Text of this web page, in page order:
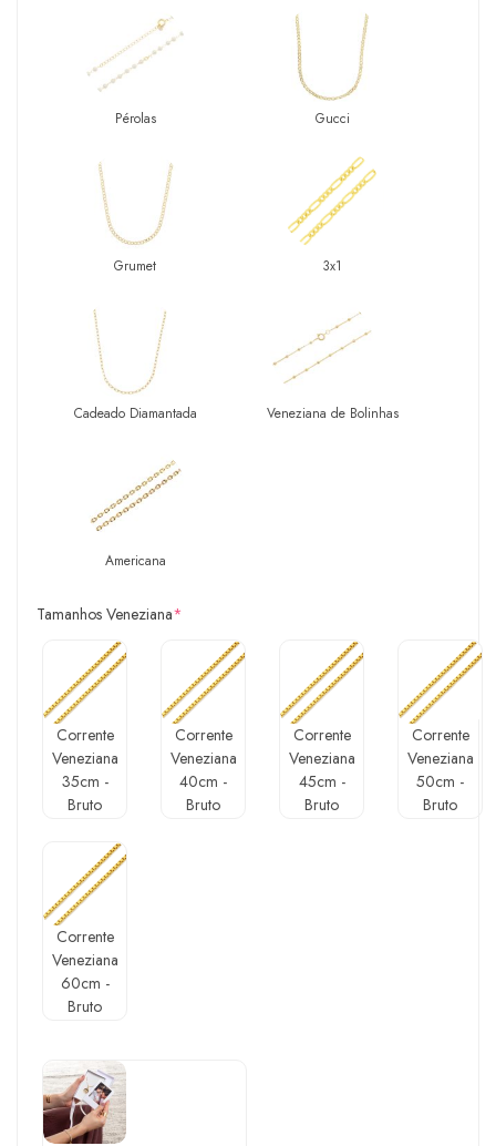
Pérolas Gucci
Grumet 3x1
Cadeado Diamantada Veneziana de Bolinhas
Americana
Tamanhos Veneziana*
Corrente
Veneziana
35cm -
Bruto
Corrente
Veneziana
40cm -
Bruto
Corrente
Veneziana
45cm -
Bruto
Corrente
Veneziana
50cm -
Bruto
Corrente
Veneziana
60cm -
Bruto